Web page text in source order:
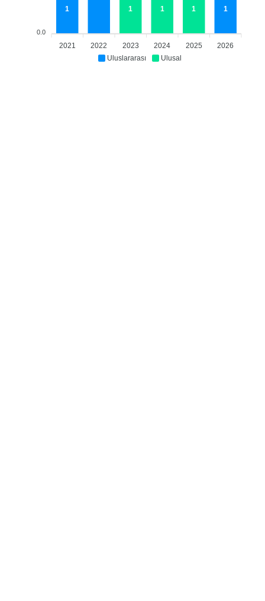
Uluslararası Ulusal
2021 2022 2023 2024 2025 2026
1 1 1
1 1
0.0